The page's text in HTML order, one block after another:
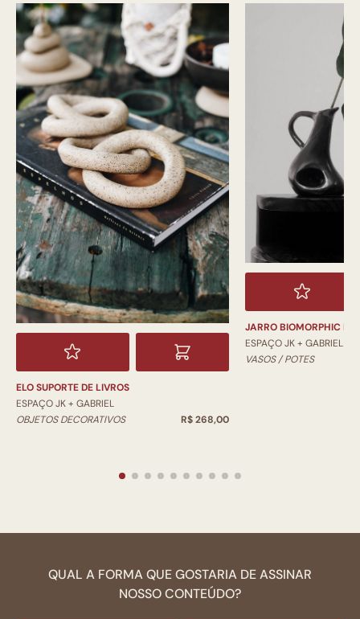
ELO SUPORTE DE LIVROS
ESPAÇO JK + GABRIEL
OBJETOS DECORATIVOS
R$ 268,00
JARRO BIOMORPHIC
ESPAÇO JK + GABRIEL
VASOS / POTES
QUAL A FORMA QUE GOSTARIA DE ASSINAR
NOSSO CONTEÚDO?